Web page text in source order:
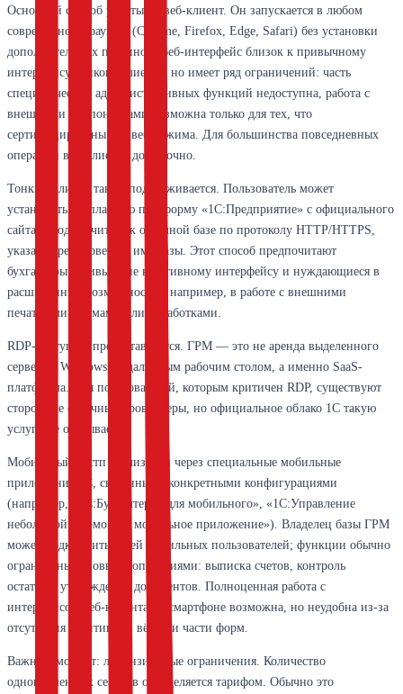
Основной способ работы — веб-клиент. Он запускается в любом
современном браузере (Chrome, Firefox, Edge, Safari) без установки
дополнительных плагинов. Веб-интерфейс близок к привычному
интерфейсу тонкого клиента, но имеет ряд ограничений: часть
специфических административных функций недоступна, работа с
внешними компонентами возможна только для тех, что
сертифицированы для веб-режима. Для большинства повседневных
операций веб-клиента достаточно.
Тонкий клиент также поддерживается. Пользователь может
установить бесплатную платформу «1С:Предприятие» с официального
сайта и подключиться к облачной базе по протоколу HTTP/HTTPS,
указав адрес сервера и имя базы. Этот способ предпочитают
бухгалтеры, привыкшие к нативному интерфейсу и нуждающиеся в
расширенных возможностях, например, в работе с внешними
печатными формами или обработками.
RDP-доступ не предоставляется. ГРМ — это не аренда выделенного
сервера с Windows и удалённым рабочим столом, а именно SaaS-
платформа. Для пользователей, которым критичен RDP, существуют
сторонние облачные провайдеры, но официальное облако 1С такую
услугу не оказывает.
Мобильный достп реализован через специальные мобильные
приложения 1С, связанные с конкретными конфигурациями
(например, «1С:Бухгалтерия для мобильного», «1С:Управление
небольшой фирмой — мобильное приложение»). Владелец базы ГРМ
может подключить к ней мобильных пользователей; функции обычно
ограничены базовыми операциями: выписка счетов, контроль
остатков, утверждение документов. Полноценная работа с
интерфейсом веб-клиента на смартфоне возможна, но неудобна из-за
отсутствия адаптивной вёрстки части форм.
Важный момент: лицензионные ограничения. Количество
одновременных сеансов определяется тарифом. Обычно это